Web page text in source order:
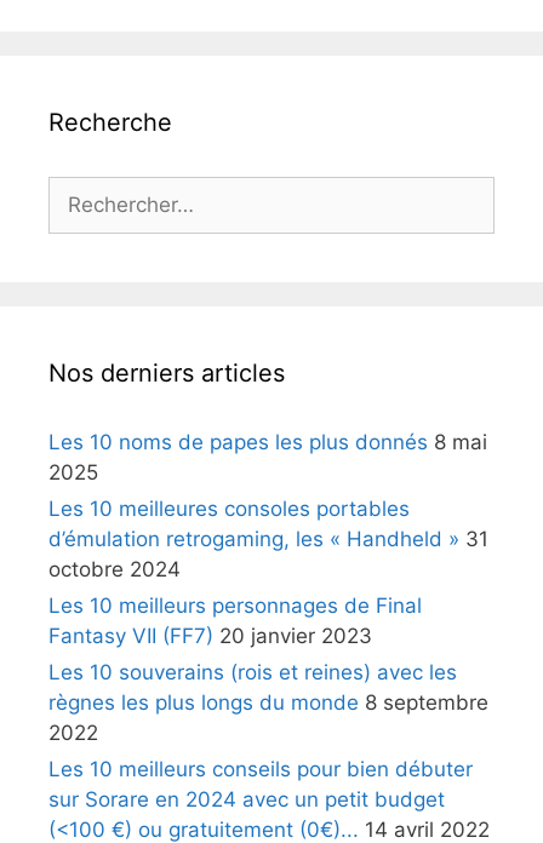
Recherche
Nos derniers articles
Les 10 noms de papes les plus donnés 8 mai
2025
Les 10 meilleures consoles portables
d’émulation retrogaming, les « Handheld » 31
octobre 2024
Les 10 meilleurs personnages de Final
Fantasy VII (FF7) 20 janvier 2023
Les 10 souverains (rois et reines) avec les
règnes les plus longs du monde 8 septembre
2022
Les 10 meilleurs conseils pour bien débuter
sur Sorare en 2024 avec un petit budget
(<100 €) ou gratuitement (0€)... 14 avril 2022